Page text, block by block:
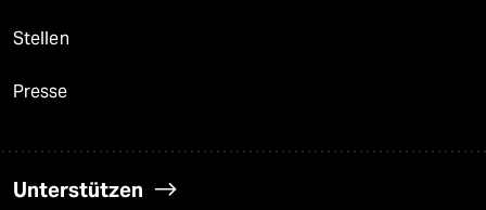
Stellen
Presse
Unterstützen